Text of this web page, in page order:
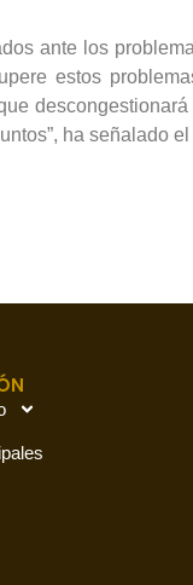
ante los
estos
ha señalado